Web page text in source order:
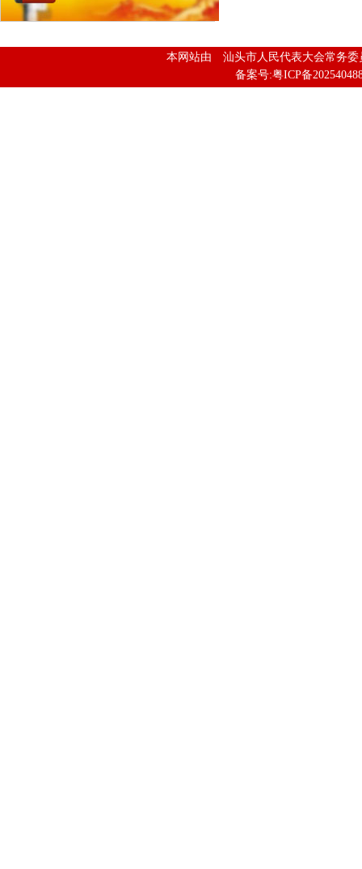
本网站由 汕头市人民代表大会常务
备案号:粤ICP备